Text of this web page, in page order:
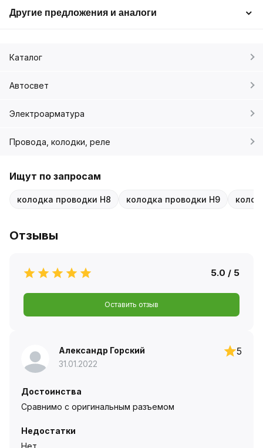
Другие предложения и аналоги
Каталог
Автосвет
Электроарматура
Провода, колодки, реле
Ищут по запросам
колодка проводки H8 колодка проводки H9
Отзывы
5.0 / 5
Оставить отзыв
Александр Горский
31.01.2022
5
Достоинства
Сравнимо с оригинальным разъемом
Недостатки
Нет